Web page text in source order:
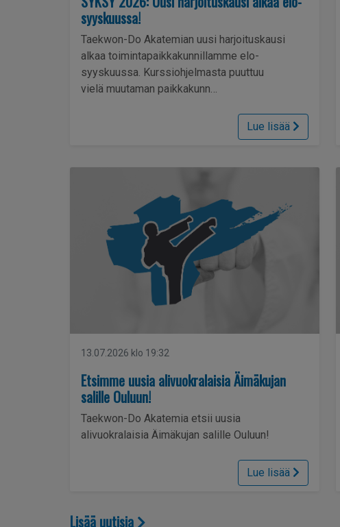
syyskuussa!
Taekwon-Do Akatemian uusi harjoituskausi
alkaa toimintapaikkakunnillamme elo-
syyskuussa. Kurssiohjelmasta puuttuu
vielä muutaman paikkakunn…
Lue lisää
13.07.2026 klo 19:32
Etsimme uusia alivuokralaisia Äimäkujan
salille Ouluun!
Taekwon-Do Akatemia etsii uusia
alivuokralaisia Äimäkujan salille Ouluun!
Lue lisää
Lisää uutisia